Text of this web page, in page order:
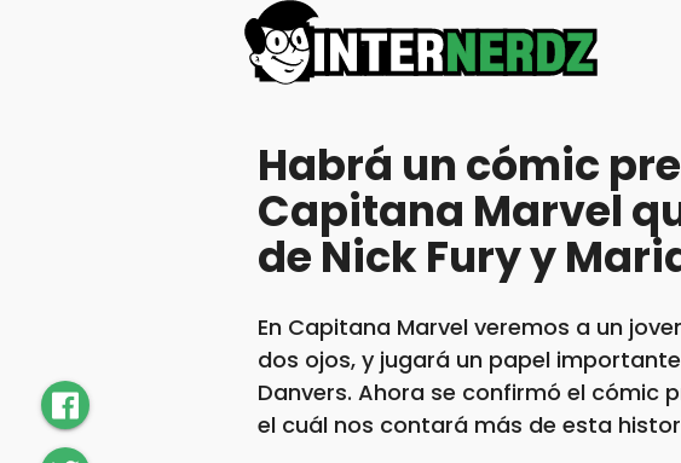
Habrá un cómic
Capitana Marvel
de Nick Fury y
En Capitana Marvel veremos a un
dos ojos, y jugará un papel
Danvers. Ahora se confirmó el cómic
el cuál nos contará más de esta